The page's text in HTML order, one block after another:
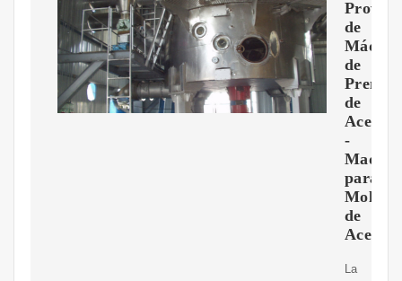
de
de
Prensa
de
Aceite
-
para
Molino
de
Aceite
La